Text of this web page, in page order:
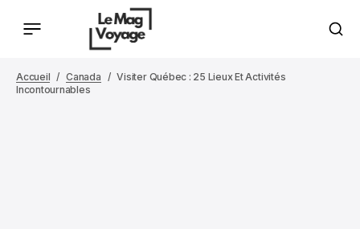
Accueil Canada
Visiter Québec : 25 Lieux Et Activités
Incontournables